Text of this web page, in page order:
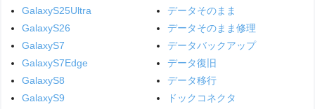
GalaxyS25Ultra
GalaxyS26
GalaxyS7
GalaxyS7Edge
GalaxyS8
GalaxyS9
データそのまま
データそのまま修理
データバックアップ
データ復旧
データ移行
ドックコネクタ